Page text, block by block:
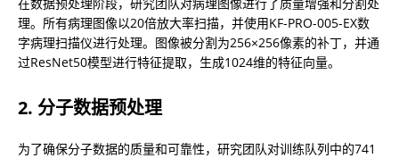
理。所有病理图像以20倍放大率扫描，并使用KF-PRO-005-EX数
字病理扫描仪进行处理。图像被分割为256×256像素的补丁，并通
过ResNet50模型进行特征提取，生成1024维的特征向量。
2. 分子数据预处理
为了确保分子数据的质量和可靠性，研究团队对训练队列中的741